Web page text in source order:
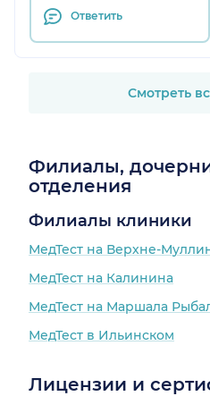
уже потом подключили
практики и техники для
Львович объяснил
новой и действительно
полезной информации. Я
очень рада, что попала
именно к нему, и смело
специалиста всем, кто
устал ворочаться ночами
высыпаться.
Ответить
Смотреть
Филиалы,
отделения
Филиалы клиники
МедТест на Верхне-
МедТест на Калинина
МедТест на Маршала
МедТест в Ильинском
Лицензии и